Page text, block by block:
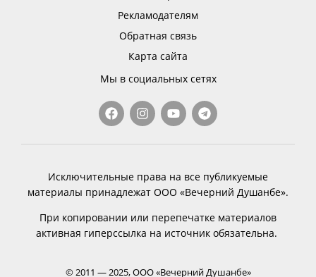
Рекламодателям
Обратная связь
Карта сайта
Мы в социальных сетях
Исключительные права на все публикуемые
материалы принадлежат ООО «Вечерний Душанбе».
При копировании или перепечатке материалов
активная гиперссылка на источник обязательна.
© 2011 — 2025, ООО «Вечерний Душанбе»